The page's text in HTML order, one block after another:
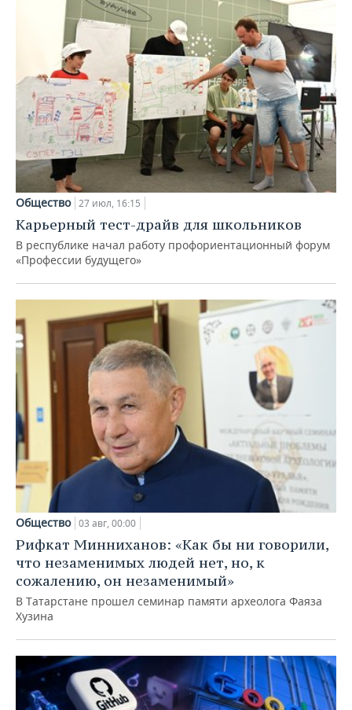
Общество 27 июл, 16:15
Карьерный тест-драйв для школьников
В республике начал работу профориентационный форум
«Профессии будущего»
Общество 03 авг, 00:00
Рифкат Минниханов: «Как бы ни говорили,
что незаменимых людей нет, но, к
сожалению, он незаменимый»
В Татарстане прошел семинар памяти археолога Фаяза
Хузина